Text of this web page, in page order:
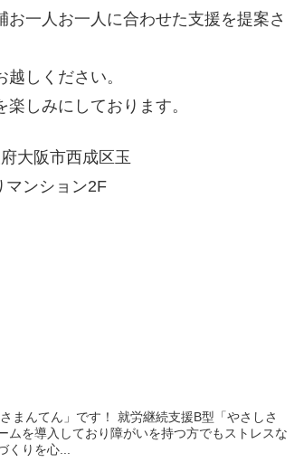
一人お一人に合わせた支援を提案さ
しください。
しみにしております。
大阪市西成区玉
マンション2F
まんてん」です！ 就労継続支援B型「やさしさ
ムを導入しており障がいを持つ方でもストレスな
くりを心...